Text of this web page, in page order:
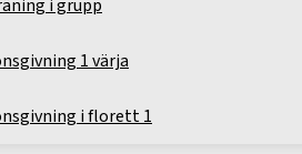
i grupp
1 värja
i florett 1